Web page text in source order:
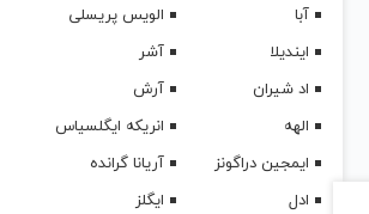
آبا
الویس پریسلی
ایندیلا
آشر
اد شیران
آرش
الهه
انریکه ایگلسیاس
ایمجین دراگونز
آریانا گرانده
ادل
ایگلز